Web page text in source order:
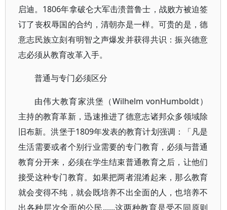
启迪。1806年拿破仑大军击溃普鲁士，战败方被迫签
订了丧权辱国的合约，清朝亦是一样。可贵的是，德
意志民族立刻有明智之声爆发并获得共识：振兴德意
志必须从教育改革入手。
普通与专门必须区分
由伟大教育家洪堡（Wilhelm vonHumboldt）
主持的教育革新，迅速推进了德意志诸邦众多领域除
旧布新。洪堡于1809年发表的教育计划强调：「凡是
生活需要或者个别行业需要的专门教育，必须与普通
教育分开来，必须在学生结束普通教育之后，让他们
接受这种专门教育。如果把两者混淆起来，那么教育
就会变得不纯，就会既培养不出全面的人，也培养不
出各种层次全面的公民......这两种教育是受不同原则